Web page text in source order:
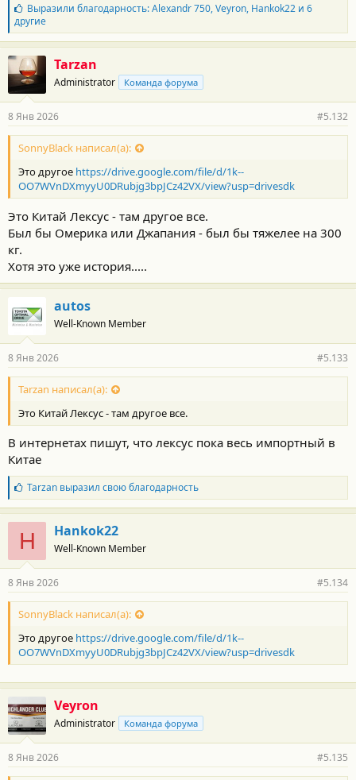
Б
л
а
г
о
д
а
р
о
с
т
:
Выразили благодарность:Alexandr 750,Veyron, Hankok22и 6
другие
Tarzan
Administrator Команда форума
8 Янв 2026 #5.132
SonnyBlack написал(а):
Это другое https://drive.google.com/file/d/1k--
OO7WVnDXmyyU0DRubjg3bpJCz42VX/view?usp=drivesdk
Это Китай Лексус - там другое все.
Был бы Омерика или Джапания - был бы тяжелее на 300
кг.
Хотя это уже история.....
autos
Well-Known Member
8 Янв 2026 #5.133
Tarzan написал(а):
Это Китай Лексус - там другое все.
В интернетах пишут, что лексус пока весь импортный в
Китае
Б
л
а
г
о
а
н
о
с
и
:
Tarzanвыразил свою благодарность
H Hankok22
Well-Known Member
8 Янв 2026 #5.134
SonnyBlack написал(а):
Это другое https://drive.google.com/file/d/1k--
OO7WVnDXmyyU0DRubjg3bpJCz42VX/view?usp=drivesdk
Veyron
Administrator Команда форума
8 Янв 2026 #5.135